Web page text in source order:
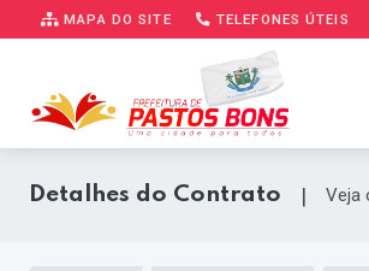
MAPA DO SITE TELEFONES ÚTEIS
Detalhes do Contrato | Veja